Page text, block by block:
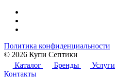
Политика конфиденциальности
© 2026 Купи Септики
Каталог
Бренды Услуги
Контакты